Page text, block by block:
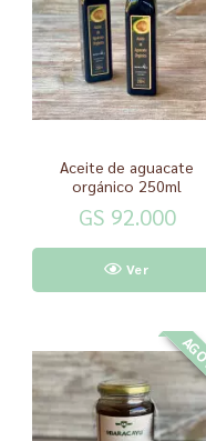
Aceite de aguacate
orgánico 250ml
GS 92.000
Ver